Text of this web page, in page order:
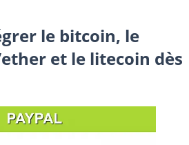
le bitcoin, le
et le litecoin dès